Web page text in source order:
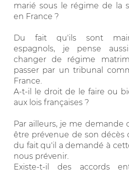
marié sous le régime de la
en France ?
Du fait qu'ils sont
espagnols, je pense
changer de régime
passer par un tribunal
France.
A-t-il le droit de le faire ou
aux lois françaises ?
Par ailleurs, je me demande
être prévenue de son décès
du fait qu'il a demandé à
nous prévenir.
Existe-t-il des accords